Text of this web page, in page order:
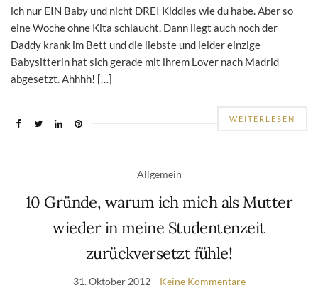
ich nur EIN Baby und nicht DREI Kiddies wie du habe. Aber so
eine Woche ohne Kita schlaucht. Dann liegt auch noch der
Daddy krank im Bett und die liebste und leider einzige
Babysitterin hat sich gerade mit ihrem Lover nach Madrid
abgesetzt. Ahhhh! […]
WEITERLESEN
Allgemein
10 Gründe, warum ich mich als Mutter
wieder in meine Studentenzeit
zurückversetzt fühle!
31. Oktober 2012 Keine Kommentare